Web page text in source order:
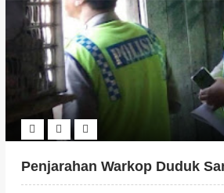
Penjarahan Warkop Duduk